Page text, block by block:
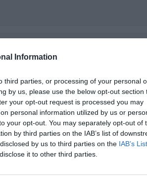
Information
third parties, or processing of your personal
by us, please use the below opt-out section
your opt-out request is processed you may
personal information utilized by us or
your opt-out. You may separately opt-out of
by third parties on the IAB’s list of
by us to third parties on the IAB’s
it to other third parties.
Milán
Mapa
en el interior de un edificio señorial de época
Sforzesco. Las combinaciones cromáticas y los juegos
a recrear...
Hotel Galles
1.51 km
Mapa
Hotel Galles, de cuatro estrellas, se encuentra en el
– MM1, en una posición estratégica para